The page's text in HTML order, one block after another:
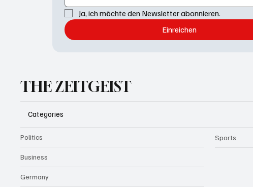
Ja, ich möchte den Newsletter abonnieren.
Einreichen
THE ZEITGEIST
Categories
Politics
Business
Germany
Sports